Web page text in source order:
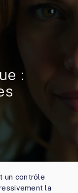
:
un contrôle
la